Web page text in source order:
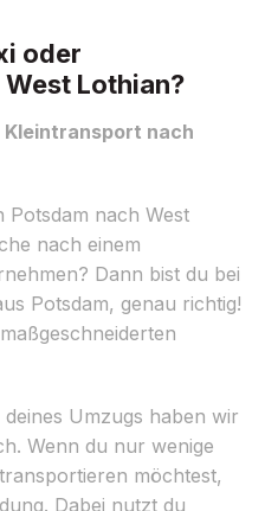
oder
Lothian?
nach
Potsdam nach West
nach einem
Dann bist du bei
Potsdam, genau richtig!
Umzugs haben wir
Wenn du nur wenige
möchtest,
Dabei nutzt du